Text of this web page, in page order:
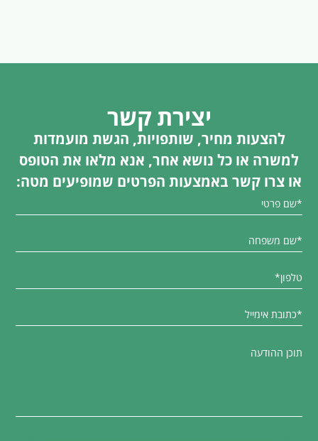
יצירת קשר
להצעות מחיר, שותפויות, הגשת מועמדות
למשרה או כל נושא אחר, אנא מלאו את הטופס
או צרו קשר באמצעות הפרטים שמופיעים מטה: